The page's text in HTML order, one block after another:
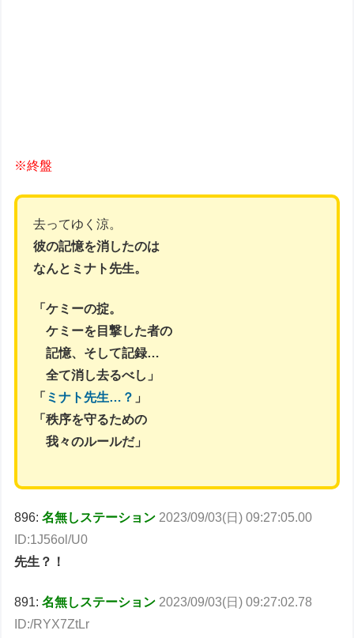
※終盤
去ってゆく涼。
彼の記憶を消したのは
なんとミナト先生。
「ケミーの掟。
ケミーを目撃した者の
記憶、そして記録…
全て消し去るべし」
「 ミナト先生…？ 」
「秩序を守るための
我々のルールだ」
896:名無しステーション 2023/09/03(日) 09:27:05.00
ID:1J56ol/U0
先生？！
891:名無しステーション 2023/09/03(日) 09:27:02.78
ID:/RYX7ZtLr